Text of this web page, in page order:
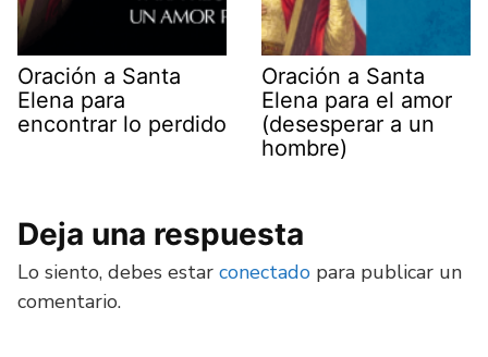
Oración a Santa
Elena para
encontrar lo perdido
Oración a Santa
Elena para el amor
(desesperar a un
hombre)
Deja una respuesta
Lo siento, debes estar conectado para publicar un
comentario.